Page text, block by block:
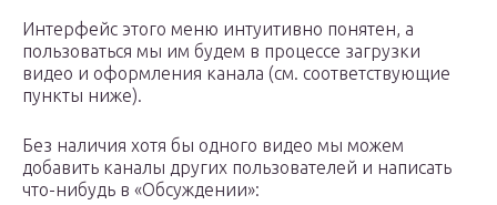
Интерфейс этого меню интуитивно понятен, а
пользоваться мы им будем в процессе загрузки
видео и оформления канала (см. соответствующие
пункты ниже).
Без наличия хотя бы одного видео мы можем
добавить каналы других пользователей и написать
что-нибудь в «Обсуждении»: